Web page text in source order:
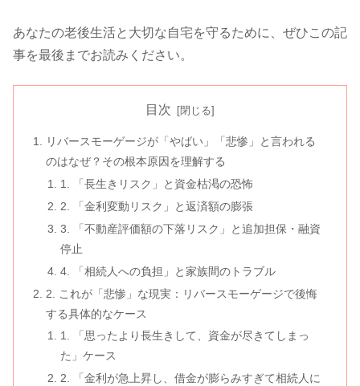
あなたの老後生活と大切な自宅を守るために、ぜひこの記
事を最後までお読みください。
目次
リバースモーゲージが「やばい」「悲惨」と言われる
のはなぜ？その根本原因を理解する
1. 「長生きリスク」と資金枯渇の恐怖
2. 「金利変動リスク」と返済額の膨張
3. 「不動産評価額の下落リスク」と追加担保・融資
停止
4. 「相続人への負担」と家族間のトラブル
2. これが「悲惨」な現実：リバースモーゲージで後悔
する具体的なケース
1. 「思ったより長生きして、資金が尽きてしまっ
た」ケース
2. 「金利が急上昇し、借金が膨らみすぎて相続人に